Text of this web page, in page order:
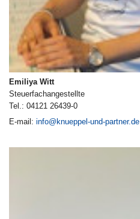
Emiliya Witt
Steuerfachangestellte
Tel.: 04121 26439-0
E-mail: info@knueppel-und-partner.de